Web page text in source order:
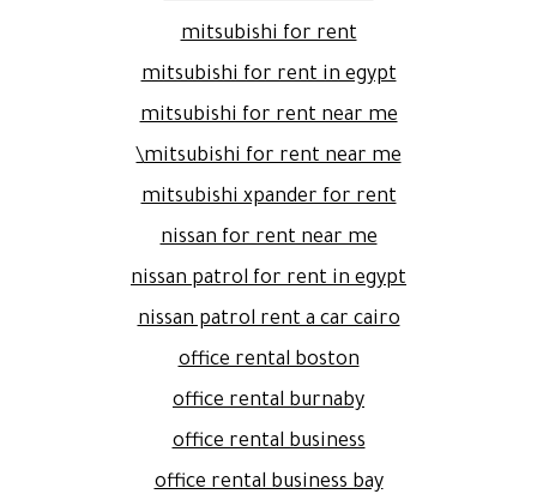
mitsubishi for rent
mitsubishi for rent in egypt
mitsubishi for rent near me
mitsubishi for rent near me\
mitsubishi xpander for rent
nissan for rent near me
nissan patrol for rent in egypt
nissan patrol rent a car cairo
office rental boston
office rental burnaby
office rental business
office rental business bay